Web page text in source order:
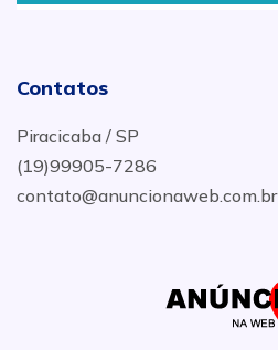
Contatos
Piracicaba / SP
(19)99905-7286
contato@anuncionaweb.com.br